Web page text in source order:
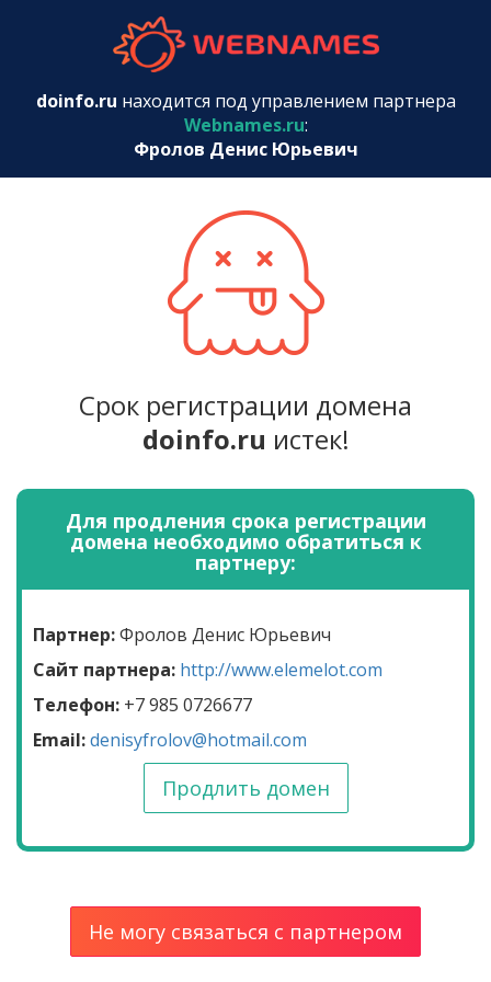
doinfo.ru находится под управлением партнера
Webnames.ru:
Фролов Денис Юрьевич
Срок регистрации домена
doinfo.ru истек!
Для продления срока регистрации
домена необходимо обратиться к
партнеру:
Партнер:Фролов Денис Юрьевич
Сайт партнера: http://www.elemelot.com
Телефон: +7 985 0726677
Email:denisyfrolov@hotmail.com
Продлить домен
Не могу связаться с партнером